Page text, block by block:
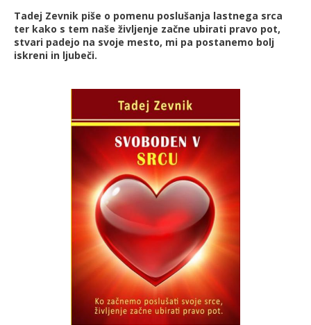
Tadej Zevnik piše o pomenu poslušanja lastnega srca
ter kako s tem naše življenje začne ubirati pravo pot,
stvari padejo na svoje mesto, mi pa postanemo bolj
iskreni in ljubeči.